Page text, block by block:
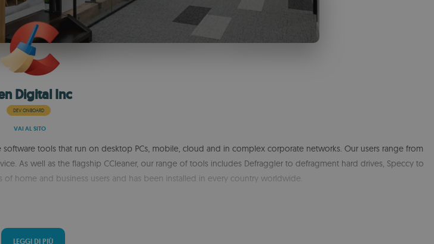
Digital Inc
DEV ONBOARD
VAI AL SITO
tools that run on desktop PCs, mobile, cloud and in complex corporate networks. Our users range from
As well as the flagship CCleaner, our range of tools includes Defraggler to defragment hard drives, Speccy to
home and business users and has been installed in every country worldwide.
LEGGI DI PIÙ